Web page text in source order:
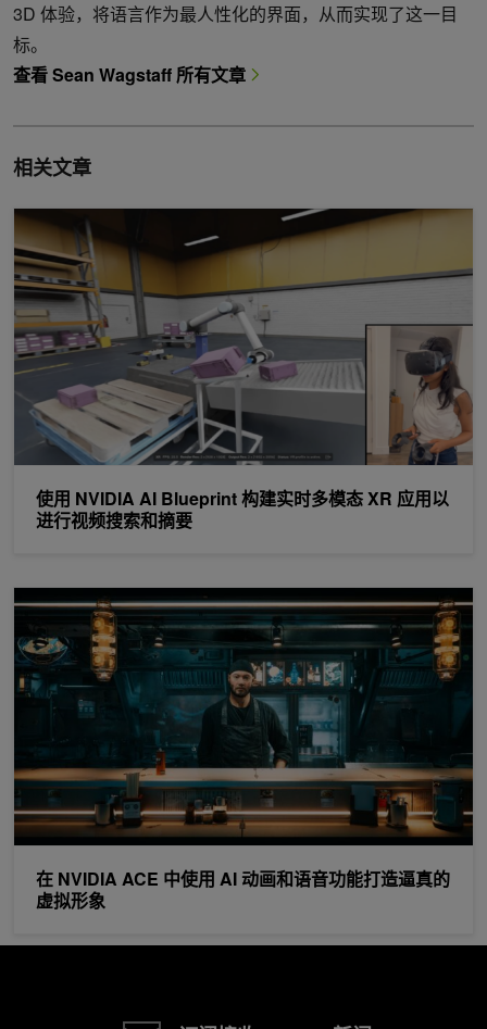
3D 体验，将语言作为最人性化的界面，从而实现了这一目
标。
查看 Sean Wagstaff 所有文章
相关文章
使用 NVIDIA AI Blueprint 构建实时多模态 XR 应用以
进行视频搜索和摘要
使用 NVIDIA AI Blueprint 构建实时多模态 XR 应用以进行视频搜
在 NVIDIA ACE 中使用 AI 动画和语音功能打造逼真的
虚拟形象
在 NVIDIA ACE 中使用 AI 动画和语音功能打造逼真的虚拟形象